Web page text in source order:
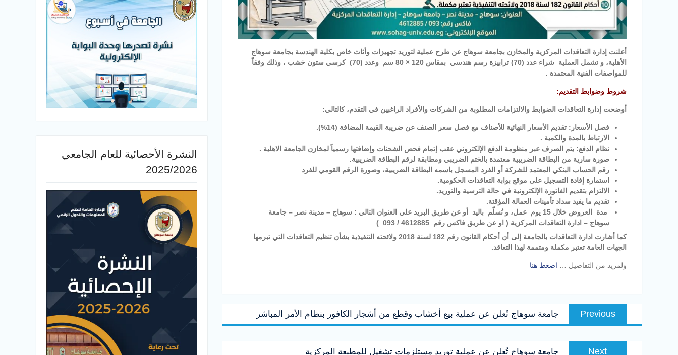
أعلنت إدارة التعاقدات المركزية والمخازن بجامعة سوهاج عن طرح عملية لتوريد تجهيزات وأثاث خاص بكلية الهندسة بجامعة سوهاج
الأهلية، و تشمل العملية شراء عدد (70) ترابيزة رسم هندسي بمقاس
120 × 80 سم وعدد (70) كرسي ستون خشب ، وذلك وفقاً
للمواصفات الفنية المعتمدة .
شروط وضوابط التقديم:
أوضحت إدارة التعاقدات الضوابط والالتزامات المطلوبة من الشركات والأفراد الراغبين في التقدم، كالتالي:
فصل الأسعار: تقديم الأسعار النهائية للأصناف مع فصل سعر الصنف عن ضريبة القيمة المضافة (14%).
الارتباط بالمدة والكمية .
نظام الدفع: يتم الصرف عبر منظومة الدفع الإلكتروني عقب إتمام فحص الشحنات وإضافتها رسمياً لمخازن الجامعة الاهلية .
صورة سارية من البطاقة الضريبية معتمدة بالختم الضريبي ومطابقة لرقم البطاقة الضريبية.
رقم الحساب البنكي المعتمد للشركة أو الفرد المسجل باسمه البطاقة الضريبية، وصورة الرقم القومي للفرد
استمارة إفادة التسجيل على موقع بوابة التعاقدات الحكومية.
الالتزام بتقديم الفاتورة الإلكترونية في حالة الترسية والتوريد.
تقديم ما يفيد سداد تأمينات العمالة المؤقتة.
مدة العروض خلال 15 يوم عمل، و تُسلّم باليد أو عن طريق البريد علي العنوان التالي : سوهاج – مدينة نصر – جامعة
سوهاج – ادارة التعاقدات المركزية ( او عن طريق فاكس رقم 4612885 / 093 )
كما أشارت ادارة التعاقدات بالجامعة إلى أن أحكام القانون رقم 182 لسنة 2018 ولائحته التنفيذية بشأن تنظيم التعاقدات التي تبرمها
الجهات العامة تعتبر مكملة ومتممة لهذا التعاقد.
ولمزيد من التفاصيل … اضغط هنا
تصفّح
المقالاتPrevious
Previous
post:
جامعة سوهاج تُعلن عن عملية بيع أخشاب وقطع من أشجار الكافور بنظام الأمر المباشر
Next
Next
جامعة سوهاج تُعلن عن عملية توريد مستلزمات تشغيل للمطبعة المركزية
النشرة الأحصائية للعام الجامعي
2025/2026